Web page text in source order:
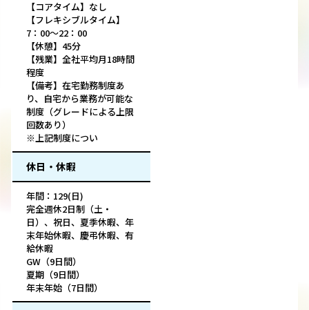
【コアタイム】なし
【フレキシブルタイム】
7：00～22：00
【休憩】45分
【残業】全社平均月18時間
程度
【備考】在宅勤務制度あ
り、自宅から業務が可能な
制度（グレードによる上限
回数あり）
※上記制度につい
休日・休暇
年間：129(日)
完全週休2日制（土・
日）、祝日、夏季休暇、年
末年始休暇、慶弔休暇、有
給休暇
GW（9日間）
夏期（9日間）
年末年始（7日間）